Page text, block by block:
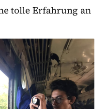
tolle Erfahrung an